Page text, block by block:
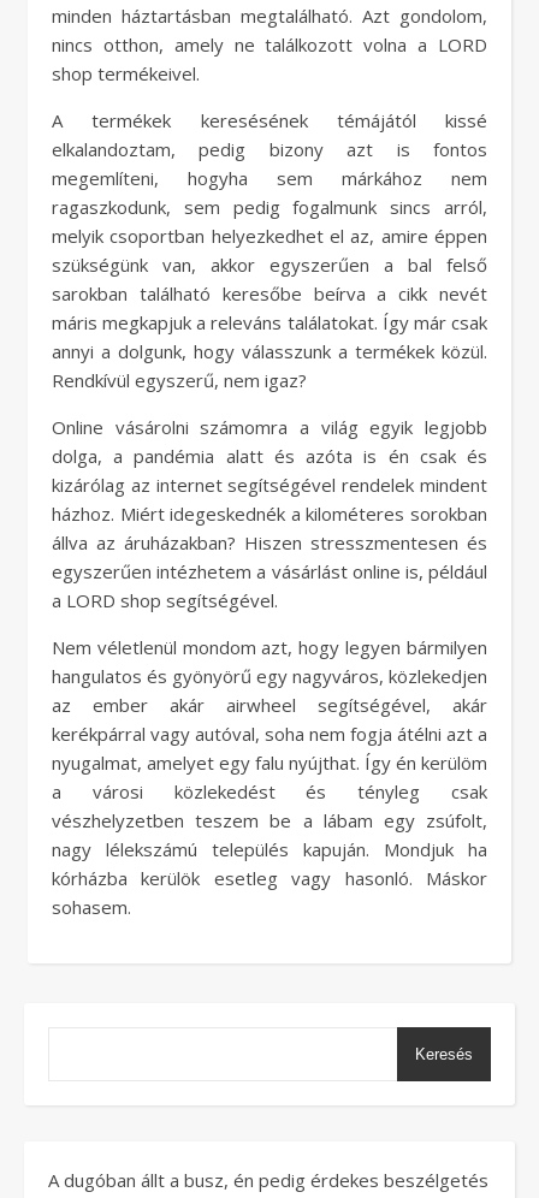
minden háztartásban megtalálható. Azt gondolom,
nincs otthon, amely ne találkozott volna a LORD
shop termékeivel.
A termékek keresésének témájától kissé
elkalandoztam, pedig bizony azt is fontos
megemlíteni, hogyha sem márkához nem
ragaszkodunk, sem pedig fogalmunk sincs arról,
melyik csoportban helyezkedhet el az, amire éppen
szükségünk van, akkor egyszerűen a bal felső
sarokban található keresőbe beírva a cikk nevét
máris megkapjuk a releváns találatokat. Így már csak
annyi a dolgunk, hogy válasszunk a termékek közül.
Rendkívül egyszerű, nem igaz?
Online vásárolni számomra a világ egyik legjobb
dolga, a pandémia alatt és azóta is én csak és
kizárólag az internet segítségével rendelek mindent
házhoz. Miért idegeskednék a kilométeres sorokban
állva az áruházakban? Hiszen stresszmentesen és
egyszerűen intézhetem a vásárlást online is, például
a LORD shop segítségével.
Nem véletlenül mondom azt, hogy legyen bármilyen
hangulatos és gyönyörű egy nagyváros, közlekedjen
az ember akár airwheel segítségével, akár
kerékpárral vagy autóval, soha nem fogja átélni azt a
nyugalmat, amelyet egy falu nyújthat. Így én kerülöm
a városi közlekedést és tényleg csak
vészhelyzetben teszem be a lábam egy zsúfolt,
nagy lélekszámú település kapuján. Mondjuk ha
kórházba kerülök esetleg vagy hasonló. Máskor
sohasem.
Keresés
A dugóban állt a busz, én pedig érdekes beszélgetés